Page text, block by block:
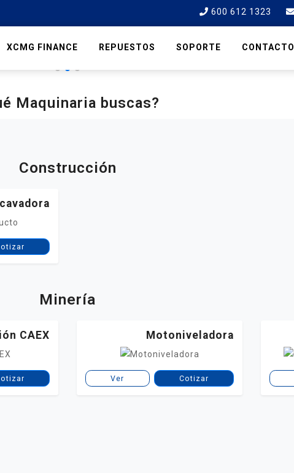
600 612 1323
XCMG FINANCE REPUESTOS SOPORTE CONTACTO
Maquinaria buscas?
Construcción
Minería
CAEX Motoniveladora
Ver Cotizar